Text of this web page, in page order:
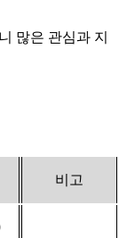
많은 관심과 지
비고